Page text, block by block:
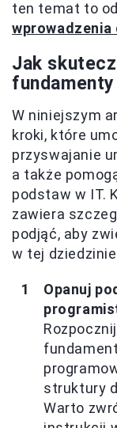
ten temat to
wprowadzenia
Jak
W niniejszym
kroki, które
przyswajanie
a także
podstaw w IT.
zawiera
podjąć, aby
w tej
Opanuj
struktury
Warto